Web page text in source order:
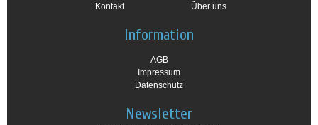
Kontakt
Über uns
Information
AGB
Impressum
Datenschutz
Newsletter